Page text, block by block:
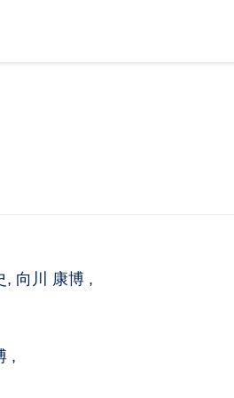
, 向川 康博 ,
,